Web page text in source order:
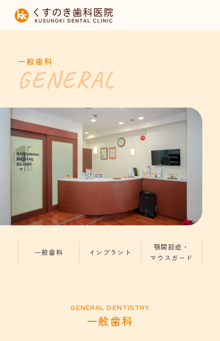
HOME
診療内容
設備紹介
採用募集
お知らせ
一般歯科
一般歯科 インプラント
顎関節症・
マウスガード
一般歯科